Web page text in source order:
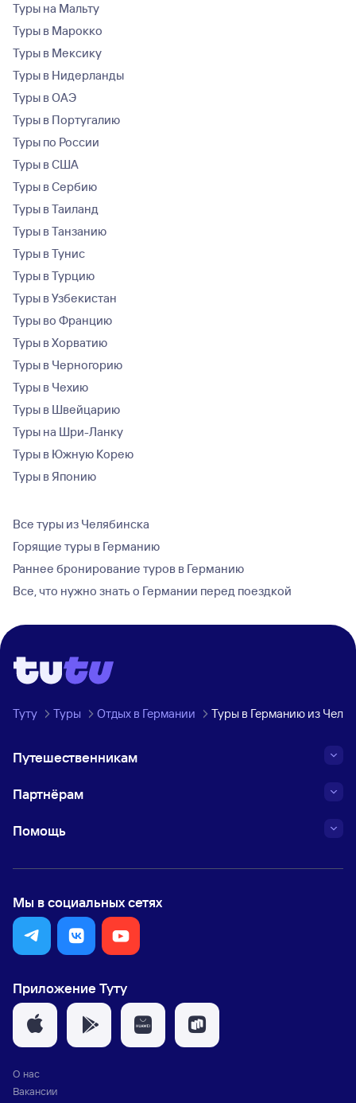
Туры на Мальту
Туры в Марокко
Туры в Мексику
Туры в Нидерланды
Туры в ОАЭ
Туры в Португалию
Туры по России
Туры в США
Туры в Сербию
Туры в Таиланд
Туры в Танзанию
Туры в Тунис
Туры в Турцию
Туры в Узбекистан
Туры во Францию
Туры в Хорватию
Туры в Черногорию
Туры в Чехию
Туры в Швейцарию
Туры на Шри-Ланку
Туры в Южную Корею
Туры в Японию
Все туры из Челябинска
Горящие туры в Германию
Раннее бронирование туров в Германию
Все, что нужно знать о Германии перед поездкой
Туту Туры Отдых в Германии Туры в Германию из
Путешественникам
Партнёрам
Помощь
Мы в социальных сетях
Приложение Туту
О нас
Вакансии